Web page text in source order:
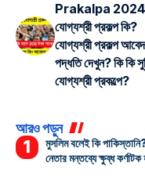
Prakalpa
যোগ্যশ্রী প্রকল্প কি?
যোগ্যশ্রী প্রকল্প
পদ্ধতি দেখুন? কি কি
যোগ্যশ্রী প্রকল্পে?
আরও পড়ুন
মুসলিম বলেই কি
নেতার মন্তব্যে ক্ষুব্ধ কর্ণাটক